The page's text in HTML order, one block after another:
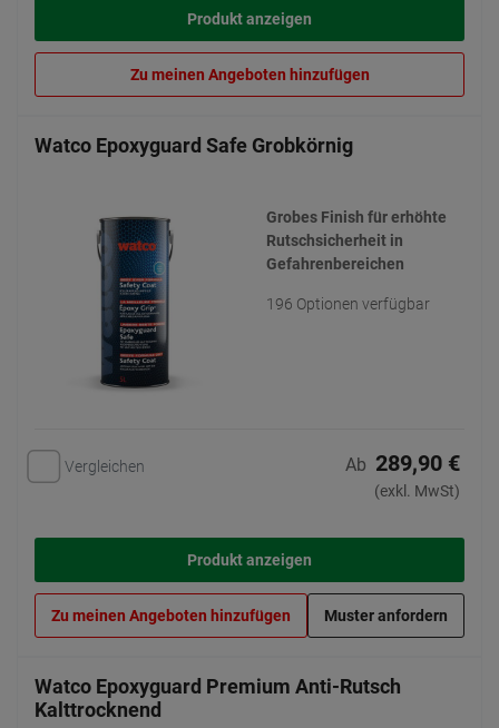
Produkt anzeigen
Zu meinen Angeboten hinzufügen
Watco Epoxyguard Safe Grobkörnig
Grobes Finish für erhöhte
Rutschsicherheit in
Gefahrenbereichen
196 Optionen verfügbar
Vergleichen Ab 289,90 €
(exkl. MwSt)
Produkt anzeigen
Zu meinen Angeboten hinzufügen Muster anfordern
Watco Epoxyguard Premium Anti-Rutsch
Kalttrocknend